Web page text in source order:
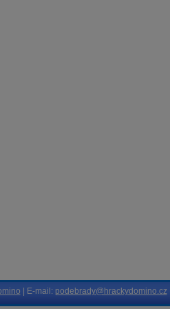
| E-mail: podebrady@hrackydomino.cz|